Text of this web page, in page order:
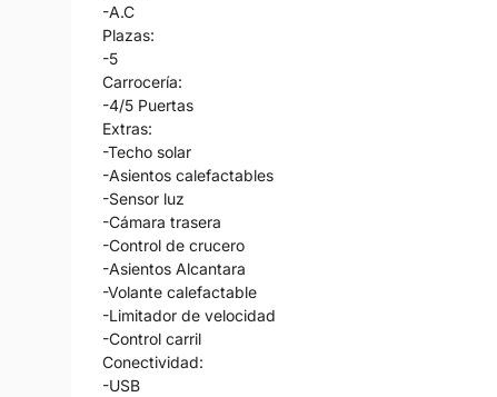
-A.C
Plazas:
-5
Carrocería:
-4/5 Puertas
Extras:
-Techo solar
-Asientos calefactables
-Sensor luz
-Cámara trasera
-Control de crucero
-Asientos Alcantara
-Volante calefactable
-Limitador de velocidad
-Control carril
Conectividad:
-USB